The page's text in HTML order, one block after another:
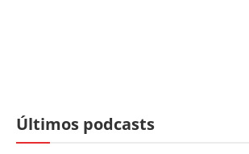
Últimos podcasts